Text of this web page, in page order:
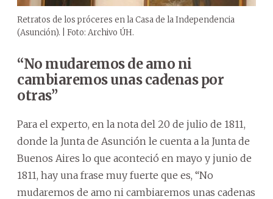
Retratos de los próceres en la Casa de la Independencia
(Asunción). | Foto: Archivo ÚH.
“No mudaremos de amo ni
cambiaremos unas cadenas por
otras”
Para el experto, en la nota del 20 de julio de 1811,
donde la Junta de Asunción le cuenta a la Junta de
Buenos Aires lo que aconteció en mayo y junio de
1811, hay una frase muy fuerte que es, “No
mudaremos de amo ni cambiaremos unas cadenas